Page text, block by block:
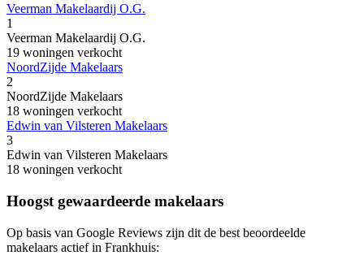
Veerman Makelaardij O.G.
1
Veerman Makelaardij O.G.
19 woningen verkocht
NoordZijde Makelaars
2
NoordZijde Makelaars
18 woningen verkocht
Edwin van Vilsteren Makelaars
3
Edwin van Vilsteren Makelaars
18 woningen verkocht
Hoogst gewaardeerde makelaars
Op basis van Google Reviews zijn dit de best beoordeelde
makelaars actief in Frankhuis: